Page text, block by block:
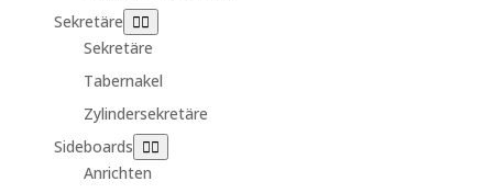
Sekretäre
Sekretäre
Tabernakel
Zylindersekretäre
Sideboards
Anrichten